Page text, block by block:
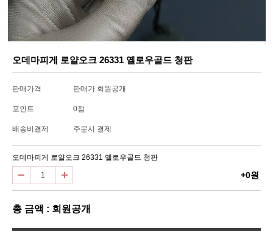
오데마피게 로얄오크 26331 옐로우골드 청판
판매가격 판매가 회원공개
포인트 0점
배송비결제 주문시 결제
오데마피게 로얄오크 26331 옐로우골드 청판
+0원
총 금액 : 회원공개